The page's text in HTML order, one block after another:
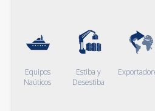
Equipos
Naúticos
Estiba y
Desestiba